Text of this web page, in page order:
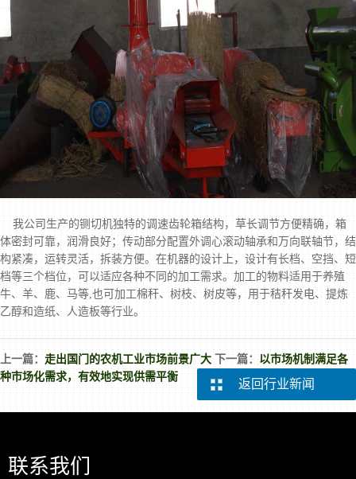
我公司生产的铡切机独特的调速齿轮箱结构，草长调节方便精确，箱
体密封可靠，润滑良好；传动部分配置外调心滚动轴承和万向联轴节，结
构紧凑，运转灵活，拆装方便。在机器的设计上，设计有长档、空挡、短
档等三个档位，可以适应各种不同的加工需求。加工的物料适用于养殖
牛、羊、鹿、马等,也可加工棉秆、树枝、树皮等，用于秸秆发电、提炼
乙醇和造纸、人造板等行业。
上一篇： 走出国门的农机工业市场前景广大下一篇：以市场机制满足各
种市场化需求，有效地实现供需平衡
返回行业新闻
联系我们